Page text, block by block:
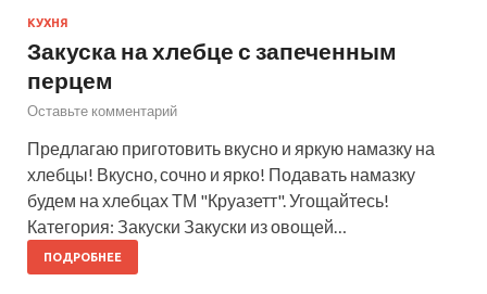
КУХНЯ
Закуска на хлебце с запеченным
перцем
Оставьте комментарий
Предлагаю приготовить вкусно и яркую намазку на
хлебцы! Вкусно, сочно и ярко! Подавать намазку
будем на хлебцах ТМ "Круазетт". Угощайтесь!
Категория: Закуски Закуски из овощей…
ПОДРОБНЕЕ